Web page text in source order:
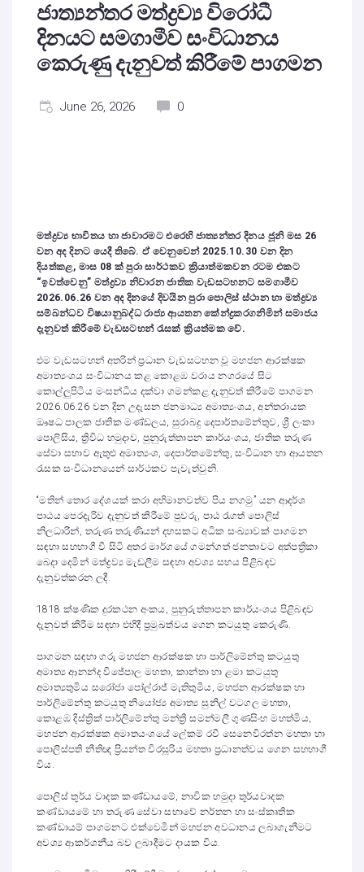
ජාත්‍යන්තර මත්ද්‍රව්‍ය විරෝධී
දිනයට සමගාමීව සංවිධානය
කෙරුණු දැනුවත් කිරීමේ පාගමන
June 26, 2026 0
මත්ද්‍රව්‍ය භාවිතය හා ජාවාරමට එරෙහි ජාත්‍යන්තර දිනය ජූනි මස 26
වන අද දිනට යෙදී තිබේ. ඒ වෙනුවෙන් 2025.10.30 වන දින
දියත්කළ, මාස 08 ක් පුරා සාර්ථකව ක්‍රියාත්මකවන රටම එකට
“ඉවත්වෙනු” මත්ද්‍රව්‍ය නිවාරන ජාතික වැඩසටහනට සමගාමීව
2026.06.26 වන අද දිනයේ දිවයින පුරා පොලිස් ස්ථාන හා මත්ද්‍රව්‍ය
සම්බන්ධව විෂයානුබද්ධ රාජ්‍ය ආයතන කේන්ද්‍රකරගනිමින් සමාජය
දැනුවත් කිරීමේ වැඩසටහන් රැසක් ක්‍රියත්මක වේ.
එම වැඩසටහන් අතරින් ප්‍රධාන වැඩසටහන වූ මහජන ආරක්ෂක
අමාත්‍යංශය සංවිධානය කළ කොළඹ වරාය නගරයේ සිට
කොල්ලුපිටිය මංසන්ධිය දක්වා ගමන්කළ දැනුවත් කිරීමේ පාගමන
2026.06.26 වන දින උදෑසන ජනමාධ්‍ය අමාත්‍යංශය, අන්තරායක
ඖෂධ පාලක ජාතික මණ්ඩලය, සුරාබදු දෙපාර්තමේන්තුව, ශ්‍රී ලංකා
පොලිසිය, ත්‍රිවිධ හමුදාව, පුනුරුත්තාපන කාර්යංශය, ජාතික තරුණ
සේවා සභාව ඇතුළු අමාත්‍යංශ, දෙපාර්තමේන්තු, සංවිධාන හා ආයතන
රැසක සංවිධානයෙන් සාර්ථකව පැවැත්වුනි.
“මතින් තොර දේශයක් කරා අභිමානවත්ව පිය නගමු” යන ආදර්ශ
පාඨය පෙරදැරිව දැනුවත් කිරීමේ පුවරු, පාඨ රැගත් පොලිස්
නිලධාරීන්, තරුණ තරුණියන් දහසකට අධික සංඛ්‍යාවක් පාගමන
සඳහා සහභාගී වී සිටි අතර මාර්ගයේ ගමන්ගත් ජනතාවට අත්පත්‍රිකා
බෙදා දෙමින් මත්ද්‍රව්‍ය මැඩලීම සඳහා අවශ්‍ය සහය පිළිබඳව
දැනුවත්කරන ලදී.
1818 ක්ෂණික දුරකථන අංකය, පුනුරුත්තාපන කාර්යංශය පිළිබඳව
දැනුවත් කිරීම සඳහා එහිදී ප්‍රමුඛත්වය ගෙන කටයුතු කෙරුණි.
පාගමන සඳහා ගරු මහජන ආරක්ෂක හා පාර්ලිමේන්තු කටයුතු
අමාත්‍ය ආනන්ද විජේපාල මහතා, කාන්තා හා ළමා කටයුතු
අමාත්‍යතුමිය සරෝජා පෝල්රාජ් මැතිතුමිය, මහජන ආරක්ෂක හා
පාර්ලිමේන්තු කටයුතු නියෝජ්‍ය අමාත්‍ය සුනිල් වටගල මහතා,
කොළඹ දිස්ත්‍රික් පාර්ලිමේන්තු මන්ත්‍රී සමන්මලී ගුණසිංහ මහත්මිය,
මහජන ආරක්ෂක අමාතයංශයේ ලේකම් රවී සෙනෙවිරත්න මහතා හා
පොලිස්පති නීතිඥ ප්‍රියන්ත විරසූරිය මහතා ප්‍රධානත්වය ගෙන සහභාගී
විය.
පොලිස් තූර්ය වාදක කණ්ඩායමේ, නාවික හමුදා තූර්යවාදක
කණ්ඩායමේ හා තරුණ සේවා සභාවේ නර්තන හා සංස්කෘතික
කණ්ඩායම් පාගමනට එක්වෙමින් මහජන අවධානය ලබාගැනීමට
අවශ්‍ය ආකර්ශනීය බව ලබාදීමට දායක විය.